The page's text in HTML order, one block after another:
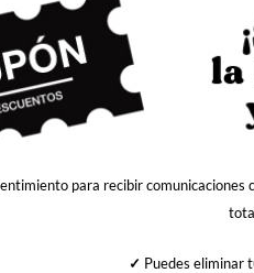
para recibir
✓ Puedes eliminar